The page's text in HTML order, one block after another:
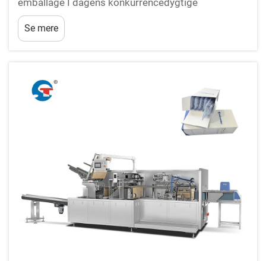
emballage I dagens konkurrencedygtige
forretningsmiljø er effektivitet, hastighed og
konsistent emballageproduktion afgørende for
succes. Kasse lukkemaskinen er blevet en
Se mere